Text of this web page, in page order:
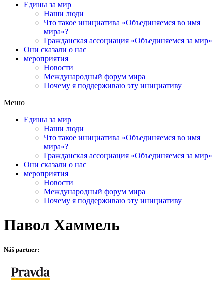
Едины за мир
Наши люди
Что такое инициатива «Объединяемся во имя
мира»?
Гражданская ассоциация «Объединяемся за мир»
Они сказали о нас
мероприятия
Новости
Международный форум мира
Почему я поддерживаю эту инициативу
Меню
Едины за мир
Наши люди
Что такое инициатива «Объединяемся во имя
мира»?
Гражданская ассоциация «Объединяемся за мир»
Они сказали о нас
мероприятия
Новости
Международный форум мира
Почему я поддерживаю эту инициативу
Павол Хаммель
Náš partner: